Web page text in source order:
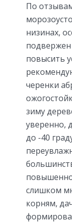
По
низинах,
повысить
черенки
зиму
уверенно,
до -40
слишком
корням,